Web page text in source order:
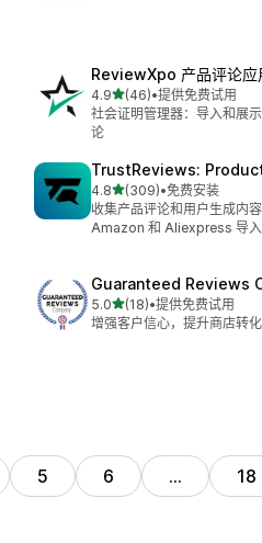
ReviewXpo 产品评论应
4.9星（满分 5 星）
(46)
总共 46 条评论
•提供免费试用
社会证明管理器：导入和展
论
TrustReviews:
4.8星（满分 5 星）
(309)
总共 309 条评论
•免费安装
收集产品评论和用户生成内
Amazon 和 Aliexpress 导
Guaranteed Reviews
5.0星（满分 5 星）
(18)
总共 18 条评论
•提供免费试用
增强客户信心，提升商店转
5 6 … 18